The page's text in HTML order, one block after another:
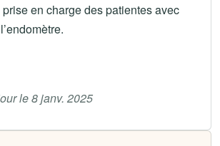
en charge des patientes avec
le 8 janv. 2025